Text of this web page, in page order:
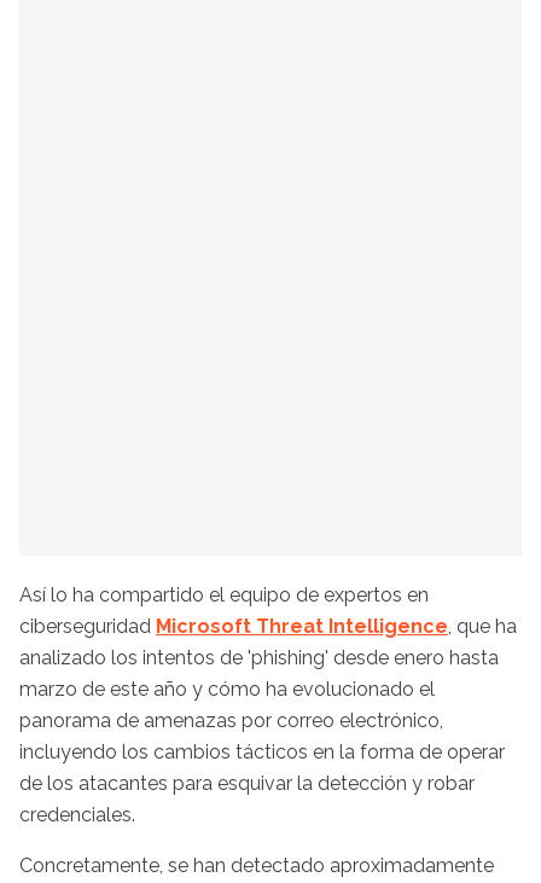
Así lo ha compartido el equipo de expertos en
ciberseguridad Microsoft Threat Intelligence, que ha
analizado los intentos de 'phishing' desde enero hasta
marzo de este año y cómo ha evolucionado el
panorama de amenazas por correo electrónico,
incluyendo los cambios tácticos en la forma de operar
de los atacantes para esquivar la detección y robar
credenciales.
Concretamente, se han detectado aproximadamente